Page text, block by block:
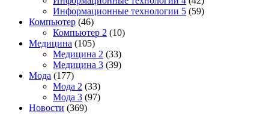
Информационные технологии 5 (59)
Компьютер (46)
Компьютер 2 (10)
Медицина (105)
Медицина 2 (33)
Медицина 3 (39)
Мода (177)
Мода 2 (33)
Мода 3 (97)
Новости (369)